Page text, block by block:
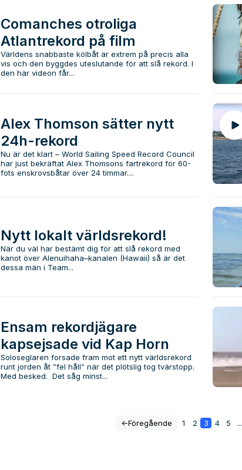
Comanches otroliga
Atlantrekord på film
Världens snabbaste kölbåt är extrem på precis alla
vis och den byggdes uteslutande för att slå rekord. I
den här videon får...
Alex Thomson sätter nytt
24h-rekord
Nu är det klart – World Sailing Speed Record Council
har just bekräftat Alex Thomsons fartrekord för 60-
fots enskrovsbåtar över 24 timmar....
Nytt lokalt världsrekord!
När du väl har bestämt dig för att slå rekord med
kanot över Alenuihaha–kanalen (Hawaii) så är det
dessa män i Team...
Ensam rekordjägare
kapsejsade vid Kap Horn
Soloseglaren forsade fram mot ett nytt världsrekord
runt jorden åt ”fel håll” när det plötslig tog tvärstopp.
Med besked. Det såg minst...
<-Föregående 1 2 3 4 5 ...